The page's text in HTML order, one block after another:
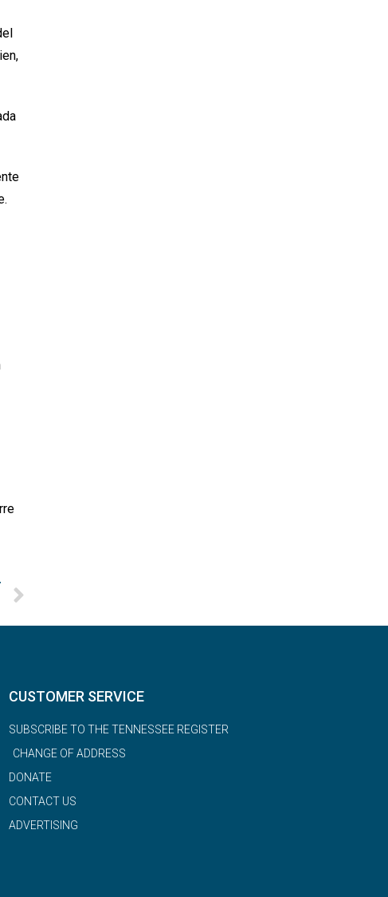
CUSTOMER SERVICE
SUBSCRIBE TO THE TENNESSEE REGISTER
CHANGE OF ADDRESS
DONATE
CONTACT US
ADVERTISING